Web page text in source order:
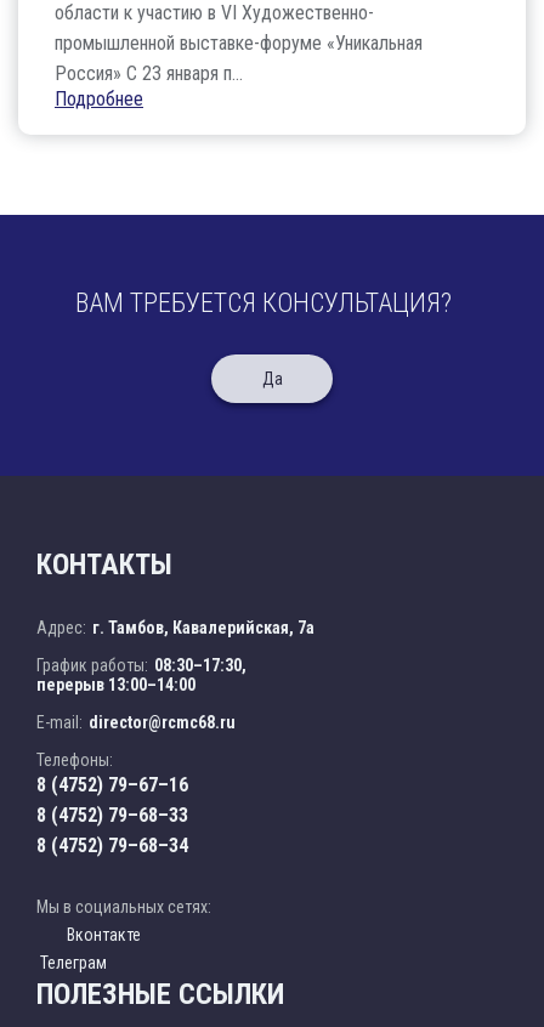
области к участию в VI Художественно-
промышленной выставке-форуме «Уникальная
Россия» С 23 января п...
Подробнее
ВАМ ТРЕБУЕТСЯ КОНСУЛЬТАЦИЯ?
Да
КОНТАКТЫ
Адрес: г. Тамбов, Кавалерийская, 7а
График работы: 08:30–17:30,
перерыв 13:00–14:00
E-mail: director@rcmc68.ru
Телефоны:
8 (4752) 79–67–16
8 (4752) 79–68–33
8 (4752) 79–68–34
Мы в социальных сетях:
Вконтакте
Телеграм
ПОЛЕЗНЫЕ ССЫЛКИ